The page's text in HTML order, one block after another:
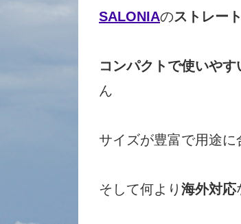
SALONIAのストレー
コンパクトで使いやす
ん
サイズが豊富で用途に
そして何より 海外対応